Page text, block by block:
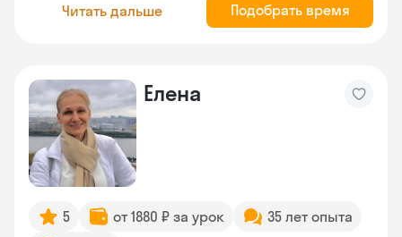
Читать дальше Подобрать время
Елена
5 от 1880 ₽ за урок
35 лет опыта